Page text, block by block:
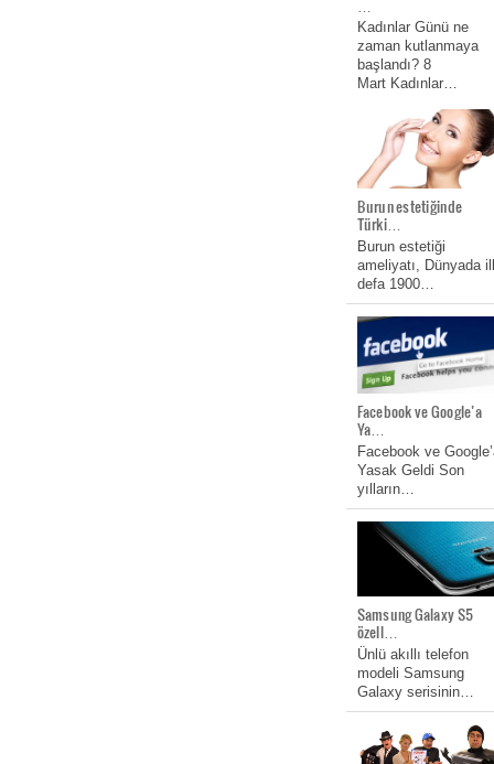
Kadınlar Günü ne
zaman kutlanmaya
başlandı? 8
Mart Kadınlar…
Burun estetiğinde
Türki…
Burun estetiği
ameliyatı, Dünyada
defa 1900…
Facebook ve Google’a
Ya…
Facebook ve
Yasak Geldi Son
yılların…
Samsung Galaxy S5
özell…
Ünlü akıllı telefon
modeli Samsung
Galaxy serisinin…